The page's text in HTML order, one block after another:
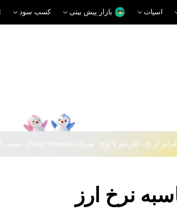
اسپات بازار پیش بینی کسب سود
فراتر از یخ، کنار هم تا اوج · همراه Pudgy Penguins، سهمی از